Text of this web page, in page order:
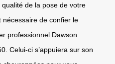
de la pose de votre
nécessaire de confier le
professionnel Dawson
Celui-ci s’appuiera sur son